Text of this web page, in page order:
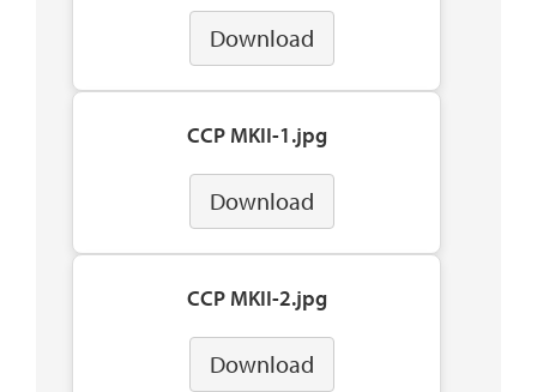
Download
CCP MKII-1.jpg
Download
CCP MKII-2.jpg
Download